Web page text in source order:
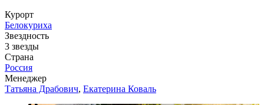
Курорт
Белокуриха
Звездность
3 звезды
Страна
Россия
Менеджер
Татьяна Драбович, Екатерина Коваль